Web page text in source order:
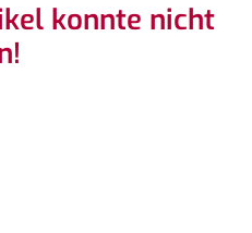
konnte nicht